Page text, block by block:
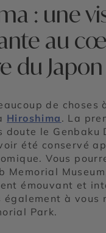
: une
au
du Japon
de choses
Hiroshima . La
doute le Genbaku
été conservé
Vous
Memorial
émouvant et
également à vous
Park.